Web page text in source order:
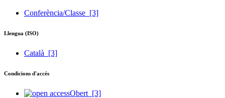
Conferència/Classe [3]
Llengua (ISO)
Català [3]
Condicions d'accés
Obert [3]